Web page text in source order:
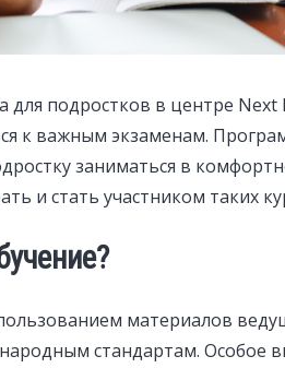
для подростков в центре
к важным экзаменам.
заниматься в
и стать участником таких
материалов
стандартам. Особое